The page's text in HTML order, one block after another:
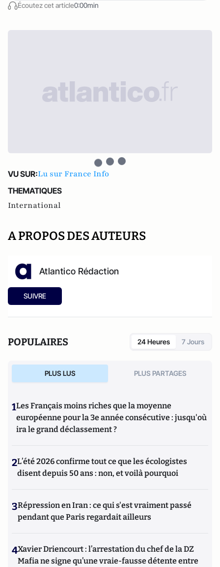
Écoutez cet article0:00min
VU SUR:Lu sur France Info
THEMATIQUES
International
A PROPOS DES AUTEURS
Atlantico Rédaction
SUIVRE
POPULAIRES 24 Heures 7 Jours
PLUS LUS PLUS PARTAGES
1Les Français moins riches que la moyenne
européenne pour la 3e année consécutive : jusqu'où
ira le grand déclassement ?
2L’été 2026 confirme tout ce que les écologistes
disent depuis 50 ans : non, et voilà pourquoi
3Répression en Iran : ce qui s'est vraiment passé
pendant que Paris regardait ailleurs
4Xavier Driencourt : l’arrestation du chef de la DZ
Mafia ne signe qu’une vraie-fausse détente entre